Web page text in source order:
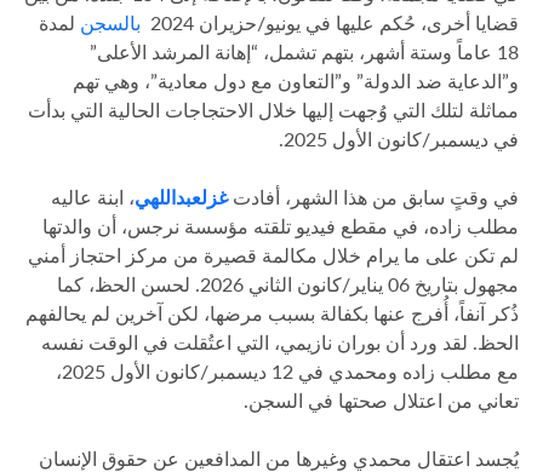
قضايا أخرى، حُكم عليها في يونيو/حزيران 2024
بالسجن لمدة
18 عاماً وستة أشهر، بتهم تشمل، “إهانة المرشد الأعلى”
و”الدعاية ضد الدولة” و”التعاون مع دول معادية”، وهي تهم
مماثلة لتلك التي وُجهت إليها خلال الاحتجاجات الحالية التي بدأت
في ديسمبر/كانون الأول 2025.
في وقتٍ سابق من هذا الشهر، أفادتغزلعبداللهي، ابنة عاليه
مطلب زاده، في مقطع فيديو تلقته مؤسسة نرجس، أن والدتها
لم تكن على ما يرام خلال مكالمة قصيرة من مركز احتجاز أمني
مجهول بتاريخ 06 يناير/كانون الثاني 2026. لحسن الحظ، كما
ذُكر آنفاً، أُفرج عنها بكفالة بسبب مرضها، لكن آخرين لم يحالفهم
الحظ. لقد ورد أن بوران نازيمي، التي اعتُقلت في الوقت نفسه
مع مطلب زاده ومحمدي في 12 ديسمبر/كانون الأول 2025،
تعاني من اعتلال صحتها في السجن.
يُجسد اعتقال محمدي وغيرها من المدافعين عن حقوق الإنسان